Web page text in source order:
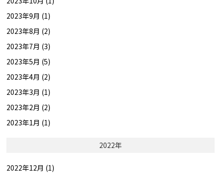
2023年9月 (1)
2023年8月 (2)
2023年7月 (3)
2023年5月 (5)
2023年4月 (2)
2023年3月 (1)
2023年2月 (2)
2023年1月 (1)
2022年
2022年12月 (1)